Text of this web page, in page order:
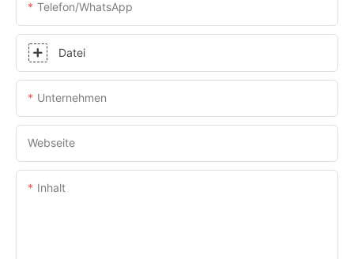
Telefon/WhatsApp
Datei
Unternehmen
Webseite
Inhalt